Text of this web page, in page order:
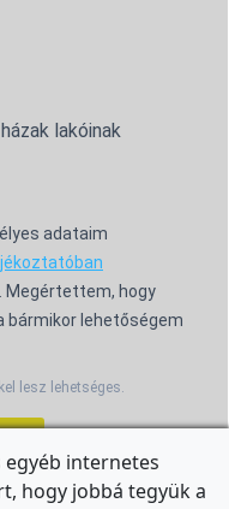
lakóinak
adataim
hogy
bármikor lehetőségem
lesz lehetséges.
internetes
hogy jobbá tegyük a